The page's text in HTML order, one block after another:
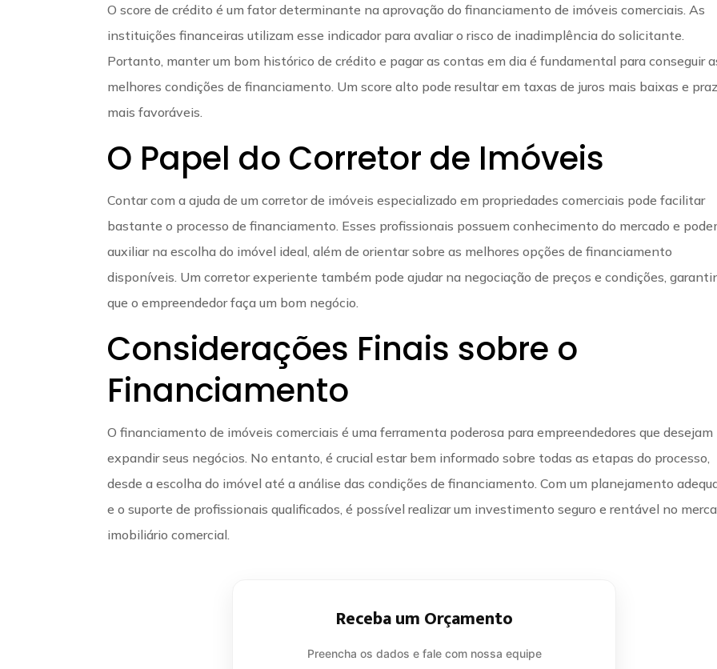
O score de crédito é um fator determinante na aprovação do financiamento de imóveis comerciais. As
instituições financeiras utilizam esse indicador para avaliar o risco de inadimplência do solicitante.
Portanto, manter um bom histórico de crédito e pagar as contas em dia é fundamental para conseguir
melhores condições de financiamento. Um score alto pode resultar em taxas de juros mais baixas e
mais favoráveis.
O Papel do Corretor de Imóveis
Contar com a ajuda de um corretor de imóveis especializado em propriedades comerciais pode facilitar
bastante o processo de financiamento. Esses profissionais possuem conhecimento do mercado e
auxiliar na escolha do imóvel ideal, além de orientar sobre as melhores opções de financiamento
disponíveis. Um corretor experiente também pode ajudar na negociação de preços e condições,
que o empreendedor faça um bom negócio.
Considerações Finais sobre o
Financiamento
O financiamento de imóveis comerciais é uma ferramenta poderosa para empreendedores que desejam
expandir seus negócios. No entanto, é crucial estar bem informado sobre todas as etapas do processo,
desde a escolha do imóvel até a análise das condições de financiamento. Com um planejamento
e o suporte de profissionais qualificados, é possível realizar um investimento seguro e rentável no
imobiliário comercial.
Receba um Orçamento
Preencha os dados e fale com nossa equipe